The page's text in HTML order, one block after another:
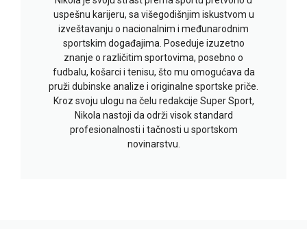
uspešnu karijeru, sa višegodišnjim iskustvom u
izveštavanju o nacionalnim i međunarodnim
sportskim događajima. Poseduje izuzetno
znanje o različitim sportovima, posebno o
fudbalu, košarci i tenisu, što mu omogućava da
pruži dubinske analize i originalne sportske priče.
Kroz svoju ulogu na čelu redakcije Super Sport,
Nikola nastoji da održi visok standard
profesionalnosti i tačnosti u sportskom
novinarstvu.